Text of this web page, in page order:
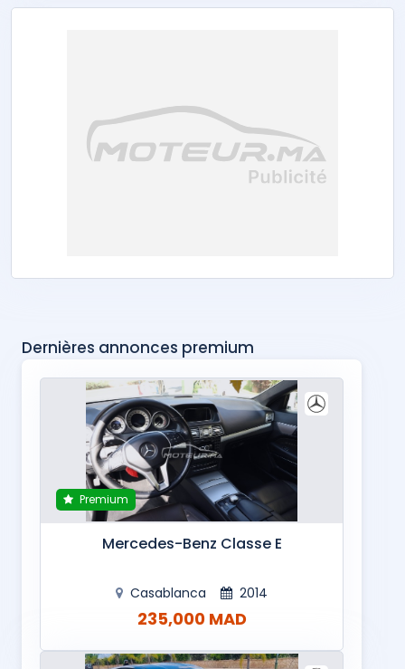
Dernières annonces premium
Premium
Mercedes-Benz Classe E
Casablanca 2014
235,000 MAD